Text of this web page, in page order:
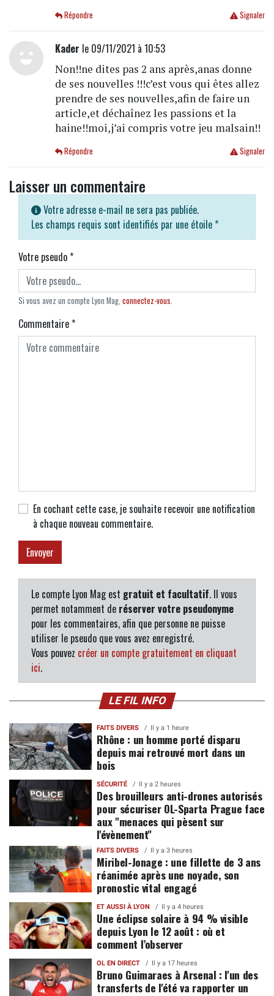
Signaler
Répondre
Kader le 09/11/2021 à 10:53
Non!!ne dites pas 2 ans après,anas donne
de ses nouvelles !!!c’est vous qui êtes allez
prendre de ses nouvelles,afin de faire un
article,et déchaînez les passions et la
haine!!moi,j’ai compris votre jeu malsain!!
Signaler
Répondre
Laisser un commentaire
Votre adresse e-mail ne sera pas publiée.
Les champs requis sont identifiés par une étoile *
Votre pseudo*
Si vous avez un compte Lyon Mag, connectez-vous.
Commentaire*
En cochant cette case, je souhaite recevoir une notification
à chaque nouveau commentaire.
Le compte Lyon Mag est gratuit et facultatif. Il vous
permet notamment de réserver votre pseudonyme
pour les commentaires, afin que personne ne puisse
utiliser le pseudo que vous avez enregistré.
Vous pouvez créer un compte gratuitement en cliquant
ici.
LE FIL INFO
FAITS DIVERS Il y a 1 heure
Rhône : un homme porté disparu
depuis mai retrouvé mort dans un
bois
SÉCURITÉ Il y a 2 heures
Des brouilleurs anti-drones autorisés
pour sécuriser OL-Sparta Prague face
aux "menaces qui pèsent sur
l'évènement"
FAITS DIVERS Il y a 3 heures
Miribel-Jonage : une fillette de 3 ans
réanimée après une noyade, son
pronostic vital engagé
ET AUSSI À LYON Il y a 4 heures
Une éclipse solaire à 94 % visible
depuis Lyon le 12 août : où et
comment l’observer
OL EN DIRECT Il y a 17 heures
Bruno Guimaraes à Arsenal : l'un des
transferts de l'été va rapporter un